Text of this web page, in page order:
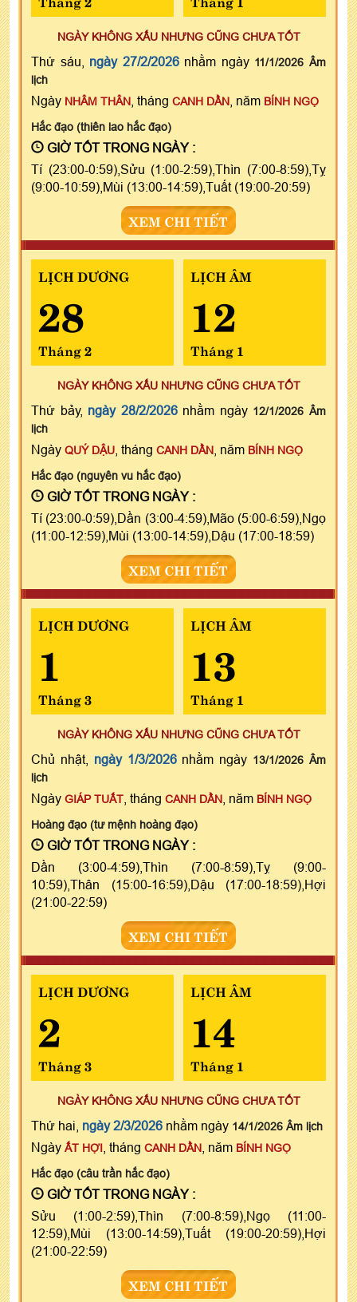
NGÀY KHÔNG XẤU NHƯNG CŨNG CHƯA TỐT
Thứ sáu, ngày 27/2/2026nhằm ngày 11/1/2026 Âm
lịch
Ngày NHÂM THÂN , tháng CANH DẦN , năm BÍNH NGỌ
Hắc đạo (thiên lao hắc đạo)
GIỜ TỐT TRONG NGÀY :
Tí (23:00-0:59),Sửu (1:00-2:59),Thìn (7:00-8:59),Tỵ
(9:00-10:59),Mùi (13:00-14:59),Tuất (19:00-20:59)
XEM CHI TIẾT
LỊCH DƯƠNG
28
Tháng 2
LỊCH ÂM
12
Tháng 1
NGÀY KHÔNG XẤU NHƯNG CŨNG CHƯA TỐT
Thứ bảy, ngày 28/2/2026nhằm ngày 12/1/2026 Âm
lịch
Ngày QUÝ DẬU , tháng CANH DẦN , năm BÍNH NGỌ
Hắc đạo (nguyên vu hắc đạo)
GIỜ TỐT TRONG NGÀY :
Tí (23:00-0:59),Dần (3:00-4:59),Mão (5:00-6:59),Ngọ
(11:00-12:59),Mùi (13:00-14:59),Dậu (17:00-18:59)
XEM CHI TIẾT
LỊCH DƯƠNG
1
Tháng 3
LỊCH ÂM
13
Tháng 1
NGÀY KHÔNG XẤU NHƯNG CŨNG CHƯA TỐT
Chủ nhật, ngày 1/3/2026nhằm ngày 13/1/2026 Âm
lịch
Ngày GIÁP TUẤT , tháng CANH DẦN , năm BÍNH NGỌ
Hoàng đạo (tư mệnh hoàng đạo)
GIỜ TỐT TRONG NGÀY :
Dần (3:00-4:59),Thìn (7:00-8:59),Tỵ (9:00-
10:59),Thân (15:00-16:59),Dậu (17:00-18:59),Hợi
(21:00-22:59)
XEM CHI TIẾT
LỊCH DƯƠNG
2
Tháng 3
LỊCH ÂM
14
Tháng 1
NGÀY KHÔNG XẤU NHƯNG CŨNG CHƯA TỐT
Thứ hai, ngày 2/3/2026 nhằm ngày 14/1/2026 Âm lịch
Ngày ẤT HỢI , tháng CANH DẦN , năm BÍNH NGỌ
Hắc đạo (câu trần hắc đạo)
GIỜ TỐT TRONG NGÀY :
Sửu (1:00-2:59),Thìn (7:00-8:59),Ngọ (11:00-
12:59),Mùi (13:00-14:59),Tuất (19:00-20:59),Hợi
(21:00-22:59)
XEM CHI TIẾT